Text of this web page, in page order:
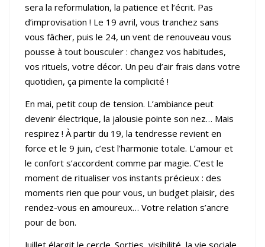
sera la reformulation, la patience et l’écrit. Pas
d’improvisation ! Le 19 avril, vous tranchez sans
vous fâcher, puis le 24, un vent de renouveau vous
pousse à tout bousculer : changez vos habitudes,
vos rituels, votre décor. Un peu d’air frais dans votre
quotidien, ça pimente la complicité !
En mai, petit coup de tension. L’ambiance peut
devenir électrique, la jalousie pointe son nez… Mais
respirez ! À partir du 19, la tendresse revient en
force et le 9 juin, c’est l’harmonie totale. L’amour et
le confort s’accordent comme par magie. C’est le
moment de ritualiser vos instants précieux : des
moments rien que pour vous, un budget plaisir, des
rendez-vous en amoureux… Votre relation s’ancre
pour de bon.
Juillet élargit le cercle. Sorties, visibilité, la vie sociale